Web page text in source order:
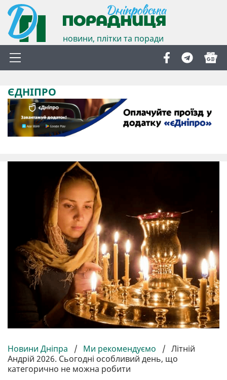
новини, плітки та поради
ЄДНІПРО
Новини Дніпра / Ми рекомендуємо / Літній
Андрій 2026. Сьогодні особливий день, що
категорично не можна робити